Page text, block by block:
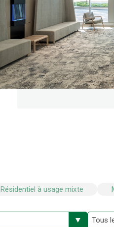
Résidentiel à usage mixte